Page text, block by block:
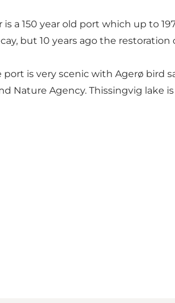
a 150 year old port which up to
but 10 years ago the
port is very scenic with Agerø bird
Nature Agency. Thissingvig lake